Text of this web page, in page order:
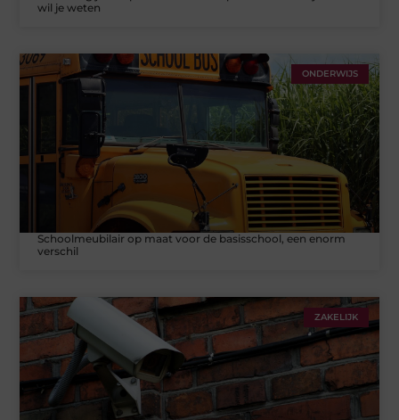
wil je weten
ONDERWIJS
Schoolmeubilair op maat voor de basisschool, een enorm
verschil
ZAKELIJK